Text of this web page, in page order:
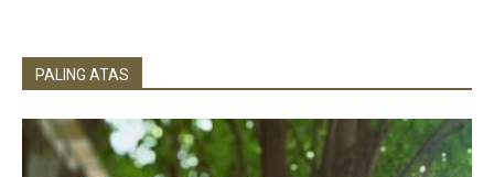
PALING ATAS